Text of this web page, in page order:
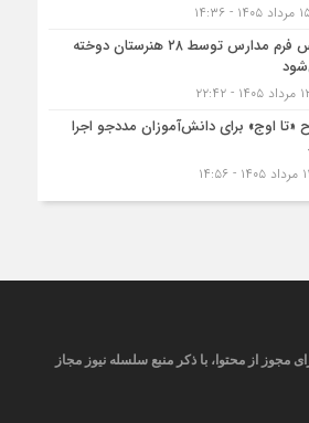
لباس فرم مدارس توسط ۲۸ هنرستان‌ دوخته
«تا اوج» برای دانش‌آموزان مددجو اجرا
مجوز از محتوا، با ذکر منبع سلسله نیوز مجاز